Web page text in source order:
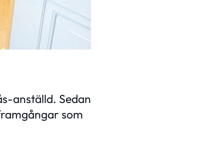
anställd. Sedan
som